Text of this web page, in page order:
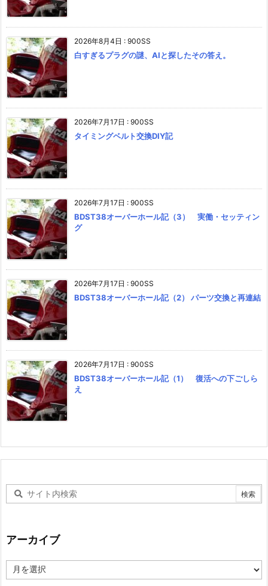
2026年8月4日 : 900SS
白すぎるプラグの謎、AIと探したその答え。
2026年7月17日 : 900SS
タイミングベルト交換DIY記
2026年7月17日 : 900SS
BDST38オーバーホール記（3） 実働・セッティン
グ
2026年7月17日 : 900SS
BDST38オーバーホール記（2） パーツ交換と再連結
2026年7月17日 : 900SS
BDST38オーバーホール記（1） 復活への下ごしら
え
アーカイブ
ー